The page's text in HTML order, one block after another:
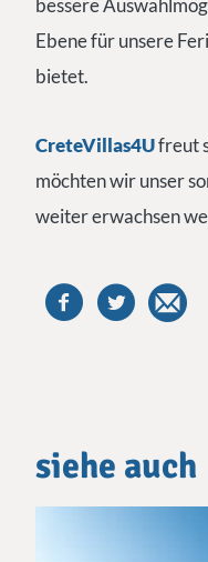
bessere
Ebene für unsere
bietet.
CreteVillas4Ufreut
möchten wir unser
weiter erwachsen
siehe auch